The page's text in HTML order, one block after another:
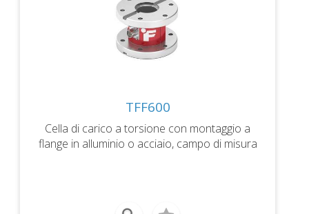
TFF600
Cella di carico a torsione con montaggio a
flange in alluminio o acciaio, campo di misura